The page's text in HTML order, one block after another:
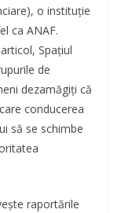
o instituție
ca ANAF.
Spațiul
de
dezamăgiți că
conducerea
să se schimbe
raportările